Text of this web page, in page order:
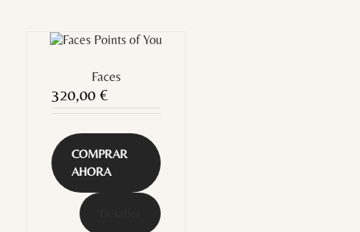
Faces
320,00 €
COMPRAR
AHORA